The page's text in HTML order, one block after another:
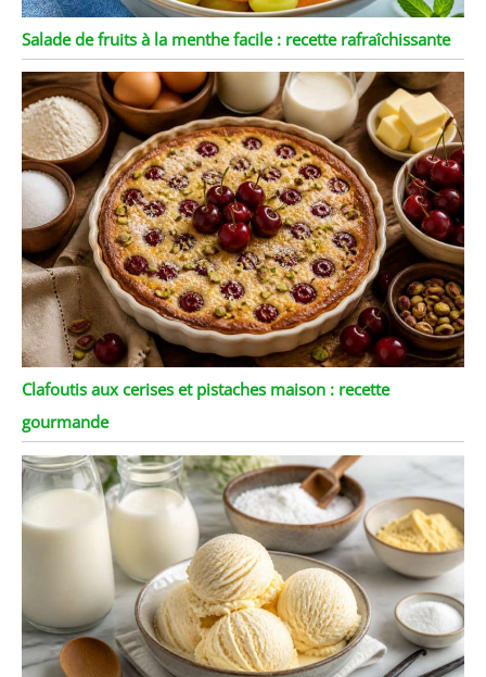
Salade de fruits à la menthe facile : recette rafraîchissante
Clafoutis aux cerises et pistaches maison : recette
gourmande